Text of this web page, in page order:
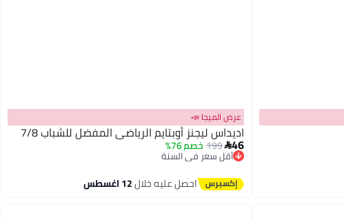
عرض الميجا 📣
اديداس ليجنز أوبتايم الرياضي المفضل للشباب 7/8
46
199خصم 76%
أقل سعر في السنة
توصيل مجاني
احصل عليه خلال12 اغسطس